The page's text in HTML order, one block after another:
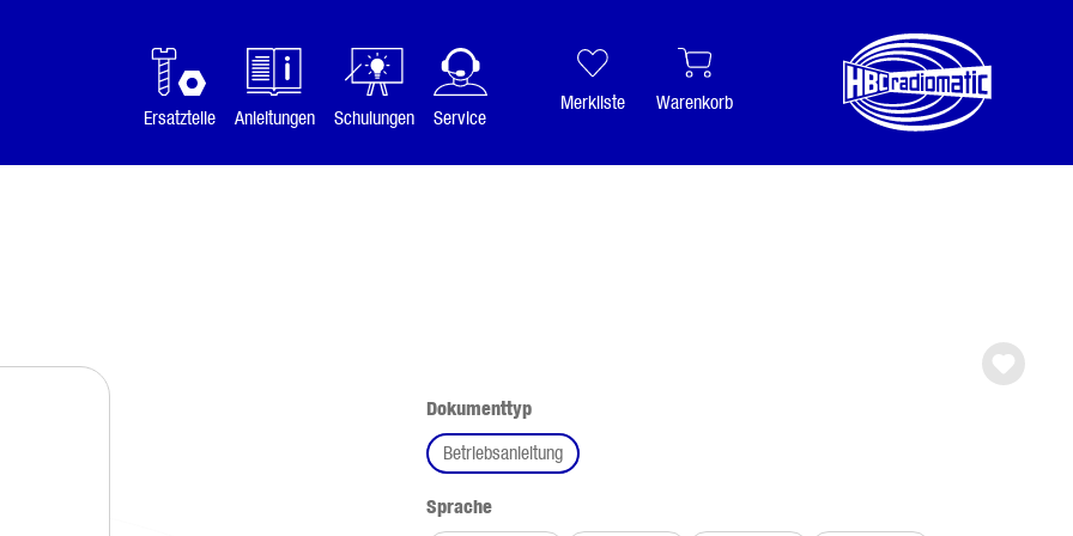
Ersatzteile
Anleitungen Schulungen Service
Merkliste Warenkorb
Dokumenttypauswählen
Betriebsanleitung
Spracheauswählen